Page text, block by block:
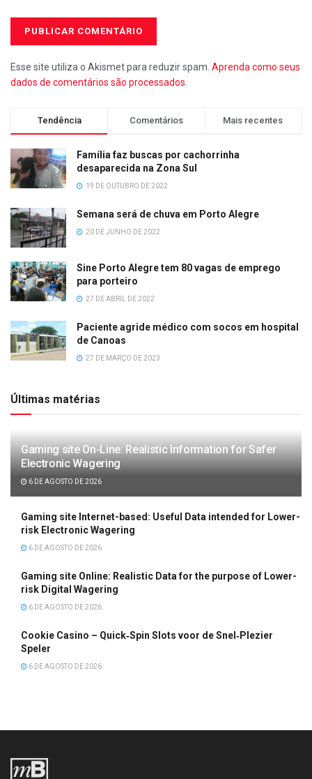
Esse site utiliza o Akismet para reduzir spam. Aprenda como seus
dados de comentários são processados.
Tendência Comentários Mais recentes
Família faz buscas por cachorrinha
desaparecida na Zona Sul
19 DE OUTUBRO DE 2022
Semana será de chuva em Porto Alegre
20 DE JUNHO DE 2022
Sine Porto Alegre tem 80 vagas de emprego
para porteiro
27 DE ABRIL DE 2022
Paciente agride médico com socos em hospital
de Canoas
27 DE MARÇO DE 2023
Últimas matérias
Gaming site On-Line: Realistic Information for Safer
Electronic Wagering
6 DE AGOSTO DE 2026
Gaming site Internet-based: Useful Data intended for Lower-
risk Electronic Wagering
6 DE AGOSTO DE 2026
Gaming site Online: Realistic Data for the purpose of Lower-
risk Digital Wagering
6 DE AGOSTO DE 2026
Cookie Casino – Quick‑Spin Slots voor de Snel‑Plezier
Speler
6 DE AGOSTO DE 2026